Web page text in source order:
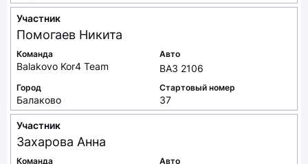
Участник
Помогаев Никита
Команда
Balakovo Kor4 Team
Авто
ВАЗ 2106
Город
Балаково
Стартовый номер
37
Участник
Захарова Анна
Команда Авто